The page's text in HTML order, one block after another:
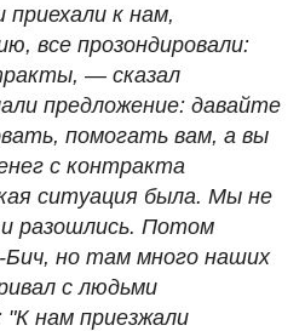
к нам,
все прозондировали:
— сказал
предложение: давайте
помогать вам, а вы
с контракта
ситуация была. Мы не
разошлись. Потом
Бич, но там много наших
с людьми
"К нам приезжали